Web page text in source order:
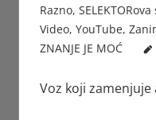
Razno,
Video, YouTube,
ZNANJE JE MOĆ
Voz koji zamenjuje